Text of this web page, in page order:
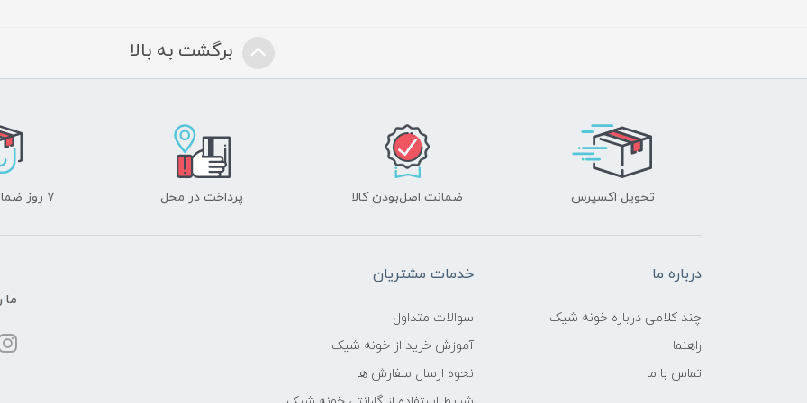
برگشت به بالا
تحویل اکسپرس ضمانت اصل‌بودن کالا پرداخت در محل ۷ روز ضمانت بازگشت
درباره ما
چند کلامی درباره خونه شیک
راهنما
تماس با ما
خدمات مشتریان
سوالات متداول
آموزش خرید از خونه شیک
نحوه ارسال سفارش ها
ما